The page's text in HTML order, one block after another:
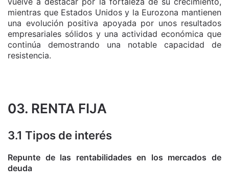
mientras que Estados Unidos y la Eurozona mantienen
una evolución positiva apoyada por unos resultados
empresariales sólidos y una actividad económica que
continúa demostrando una notable capacidad de
resistencia.
03. RENTA FIJA
3.1 Tipos de interés
Repunte de las rentabilidades en los mercados de
deuda